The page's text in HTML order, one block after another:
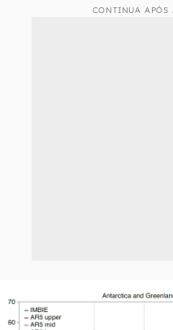
CONTINUA APÓS